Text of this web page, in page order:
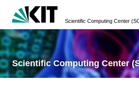
Scientific Computing Center
Scientific Computing Center